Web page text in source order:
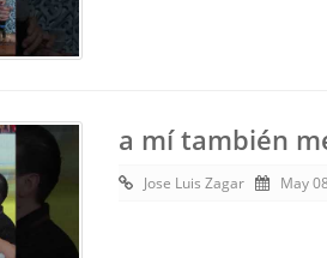
a mí también
Jose Luis Zagar May